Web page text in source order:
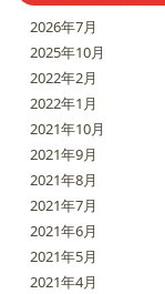
2026年7月
2025年10月
2022年2月
2022年1月
2021年10月
2021年9月
2021年8月
2021年7月
2021年6月
2021年5月
2021年4月